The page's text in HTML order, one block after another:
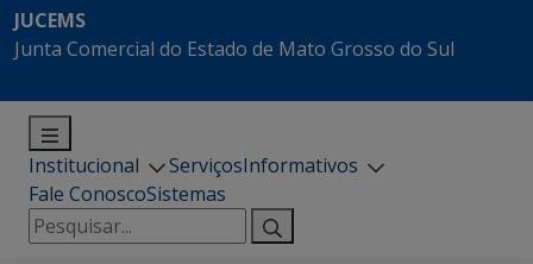
JUCEMS
Junta Comercial do Estado de Mato Grosso do Sul
Institucional ServiçosInformativos
Fale ConoscoSistemas
Pesquisar
por: